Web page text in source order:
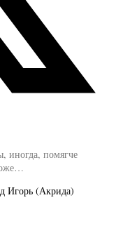
иногда, помягче
Игорь (Акрида)